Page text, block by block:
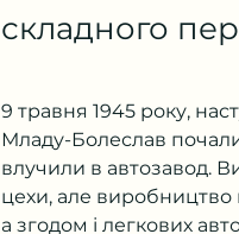
складного
9 травня 1945 року,
Младу-Болеслав
влучили в автозавод.
цехи, але виробництво
а згодом і легкових